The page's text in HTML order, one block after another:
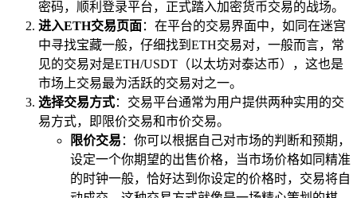
密码，顺利登录平台，正式踏入加密货币交易的战场。
进入ETH交易页面：在平台的交易界面中，如同在迷宫
中寻找宝藏一般，仔细找到ETH交易对，一般而言，常
见的交易对是ETH/USDT（以太坊对泰达币），这也是
市场上交易最为活跃的交易对之一。
选择交易方式：交易平台通常为用户提供两种实用的交
易方式，即限价交易和市价交易。
限价交易 ：你可以根据自己对市场的判断和预期，
设定一个你期望的出售价格，当市场价格如同精准
的时钟一般，恰好达到你设定的价格时，交易将自